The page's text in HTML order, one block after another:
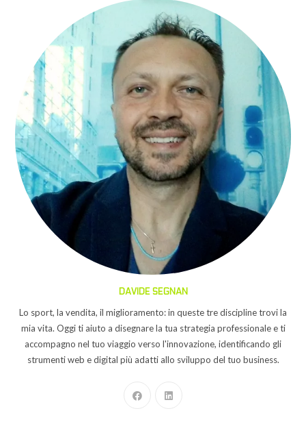
DAVIDE SEGNAN
Lo sport, la vendita, il miglioramento: in queste tre discipline trovi la
mia vita. Oggi ti aiuto a disegnare la tua strategia professionale e ti
accompagno nel tuo viaggio verso l'innovazione, identificando gli
strumenti web e digital più adatti allo sviluppo del tuo business.